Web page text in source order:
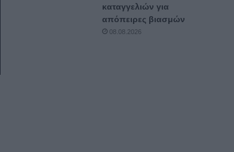
καταγγελιών για
απόπειρες βιασμών
08.08.2026